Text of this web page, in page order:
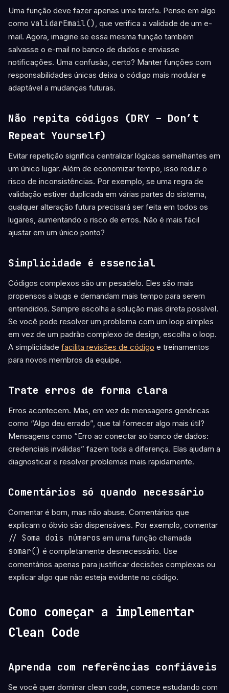
Uma função deve fazer apenas uma tarefa. Pense em algo
como validarEmail() , que verifica a validade de um e-
mail. Agora, imagine se essa mesma função também
salvasse o e-mail no banco de dados e enviasse
notificações. Uma confusão, certo? Manter funções com
responsabilidades únicas deixa o código mais modular e
adaptável a mudanças futuras.
Não repita códigos (DRY – Don’t
Repeat Yourself)
Evitar repetição significa centralizar lógicas semelhantes em
um único lugar. Além de economizar tempo, isso reduz o
risco de inconsistências. Por exemplo, se uma regra de
validação estiver duplicada em várias partes do sistema,
qualquer alteração futura precisará ser feita em todos os
lugares, aumentando o risco de erros. Não é mais fácil
ajustar em um único ponto?
Simplicidade é essencial
Códigos complexos são um pesadelo. Eles são mais
propensos a bugs e demandam mais tempo para serem
entendidos. Sempre escolha a solução mais direta possível.
Se você pode resolver um problema com um loop simples
em vez de um padrão complexo de design, escolha o loop.
A simplicidade facilita revisões de código e treinamentos
para novos membros da equipe.
Trate erros de forma clara
Erros acontecem. Mas, em vez de mensagens genéricas
como “Algo deu errado”, que tal fornecer algo mais útil?
Mensagens como “Erro ao conectar ao banco de dados:
credenciais inválidas” fazem toda a diferença. Elas ajudam a
diagnosticar e resolver problemas mais rapidamente.
Comentários só quando necessário
Comentar é bom, mas não abuse. Comentários que
explicam o óbvio são dispensáveis. Por exemplo, comentar
// Soma dois números em uma função chamada
somar() é completamente desnecessário. Use
comentários apenas para justificar decisões complexas ou
explicar algo que não esteja evidente no código.
Como começar a implementar
Clean Code
Aprenda com referências confiáveis
Se você quer dominar clean code, comece estudando com